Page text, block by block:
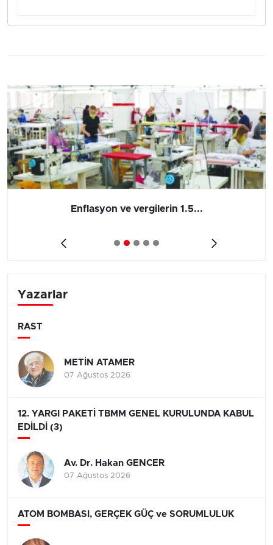
Enflasyon ve vergilerin 1.5...
Yazarlar
RAST
METİN ATAMER
07 Ağustos 2026
12. YARGI PAKETİ TBMM GENEL KURULUNDA KABUL
EDİLDİ (3)
Av. Dr. Hakan GENCER
07 Ağustos 2026
ATOM BOMBASI, GERÇEK GÜÇ ve SORUMLULUK